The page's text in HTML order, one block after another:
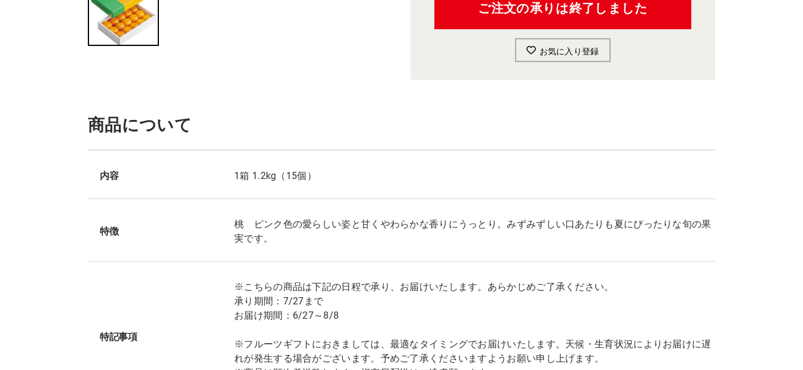
ご注文の承りは終了しました
お気に入り登録
商品について
内容 1箱 1.2kg（15個）
特徴
桃 ピンク色の愛らしい姿と甘くやわらかな香りにうっとり。みずみずしい口あたりも夏にぴったりな旬の果
実です。
特記事項
※こちらの商品は下記の日程で承り、お届けいたします。あらかじめご了承ください。
承り期間：7/27まで
お届け期間：6/27～8/8
※フルーツギフトにおきましては、最適なタイミングでお届けいたします。天候・生育状況によりお届けに遅
れが発生する場合がございます。予めご了承くださいますようお願い申し上げます。